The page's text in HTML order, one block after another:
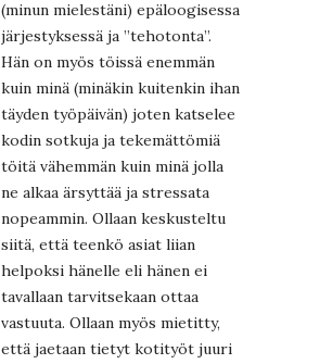
(minun mielestäni) epäloogisessa
järjestyksessä ja ”tehotonta”.
Hän on myös töissä enemmän
kuin minä (minäkin kuitenkin ihan
täyden työpäivän) joten katselee
kodin sotkuja ja tekemättömiä
töitä vähemmän kuin minä jolla
ne alkaa ärsyttää ja stressata
nopeammin. Ollaan keskusteltu
siitä, että teenkö asiat liian
helpoksi hänelle eli hänen ei
tavallaan tarvitsekaan ottaa
vastuuta. Ollaan myös mietitty,
että jaetaan tietyt kotityöt juuri